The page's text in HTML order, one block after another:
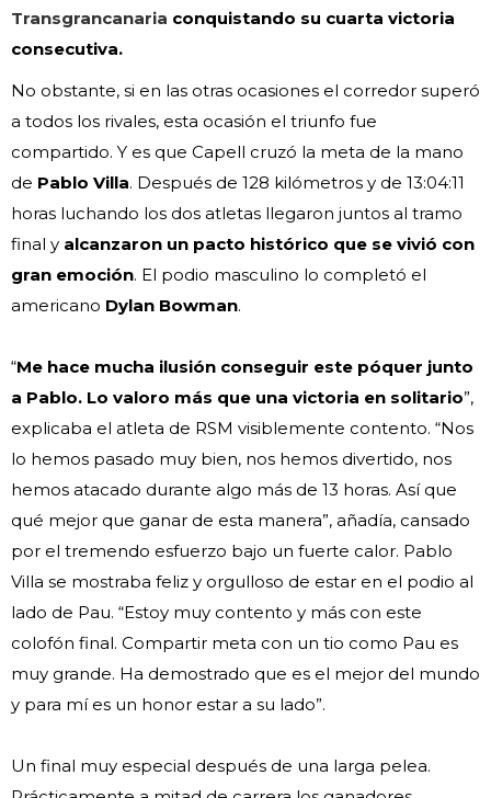
Transgrancanaria conquistando su cuarta victoria
consecutiva.
No obstante, si en las otras ocasiones el corredor superó
a todos los rivales, esta ocasión el triunfo fue
compartido. Y es que Capell cruzó la meta de la mano
de Pablo Villa. Después de 128 kilómetros y de 13:04:11
horas luchando los dos atletas llegaron juntos al tramo
final y alcanzaron un pacto histórico que se vivió con
gran emoción. El podio masculino lo completó el
americano Dylan Bowman.
“Me hace mucha ilusión conseguir este póquer junto
a Pablo. Lo valoro más que una victoria en solitario”,
explicaba el atleta de RSM visiblemente contento. “Nos
lo hemos pasado muy bien, nos hemos divertido, nos
hemos atacado durante algo más de 13 horas. Así que
qué mejor que ganar de esta manera”, añadía, cansado
por el tremendo esfuerzo bajo un fuerte calor. Pablo
Villa se mostraba feliz y orgulloso de estar en el podio al
lado de Pau. “Estoy muy contento y más con este
colofón final. Compartir meta con un tio como Pau es
muy grande. Ha demostrado que es el mejor del mundo
y para mí es un honor estar a su lado”.
Un final muy especial después de una larga pelea.